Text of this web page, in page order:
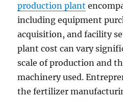
production plant
including equipment
acquisition, and facility
plant cost can vary
scale of production and
machinery used.
the fertilizer